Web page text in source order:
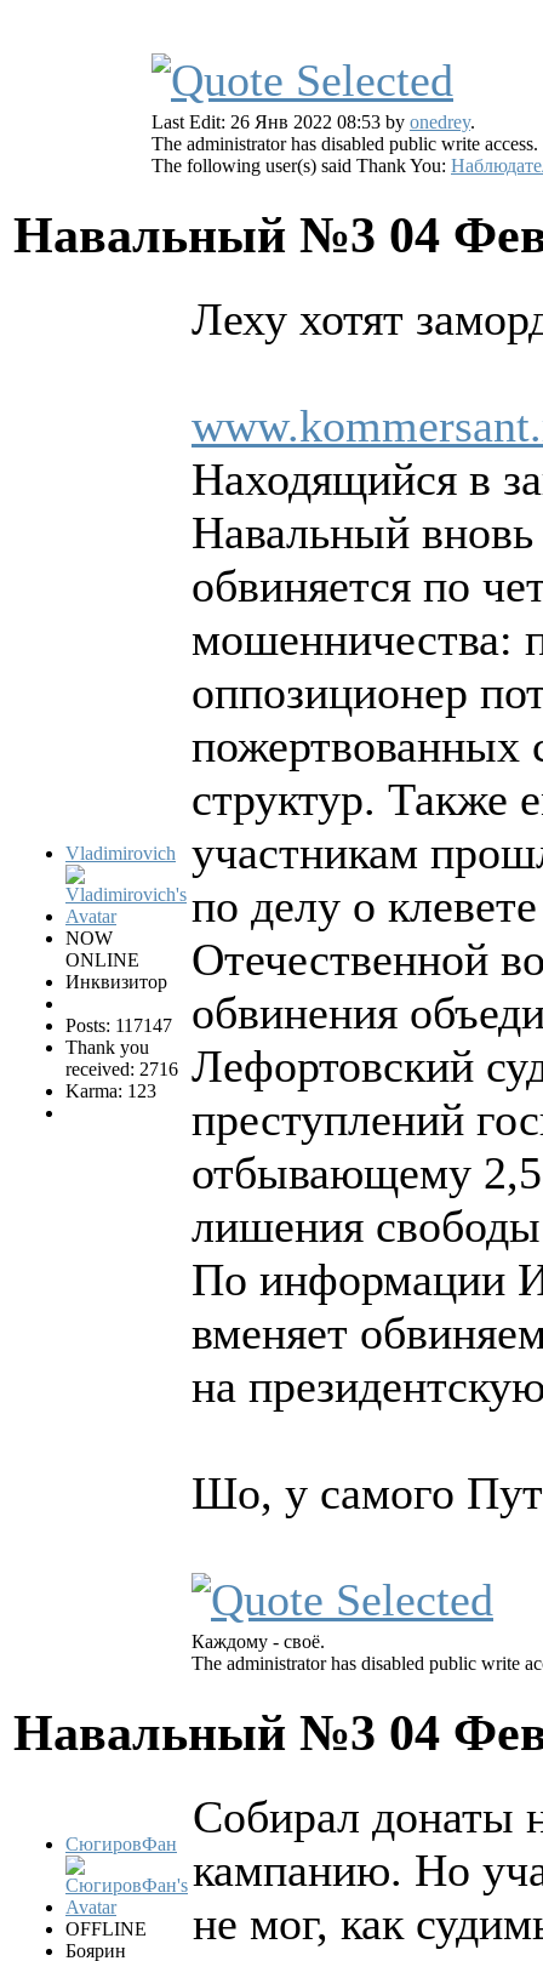
Last Edit: 26 Янв 2022 08:53 by onedrey.
The administrator has disabled public write access.
The following user(s) said Thank You:
Навальный №3 04
Vladimirovich
NOW
ONLINE
Инквизитор
Posts: 117147
Thank you
received: 2716
Karma: 123
Леху хотят
Находящийся в
Навальный
обвиняется по
мошенничества:
оппозиционер
пожертвованных
структур. Также
участникам
по делу о
Отечественной
обвинения
Лефортовский
преступлений
отбывающему
лишения
По информации
вменяет
на
Шо, у самого
Каждому - своё.
The administrator has disabled public write
Навальный №3 04
СюгировФан
OFFLINE
Боярин
Собирал донаты
кампанию. Но
не мог, как